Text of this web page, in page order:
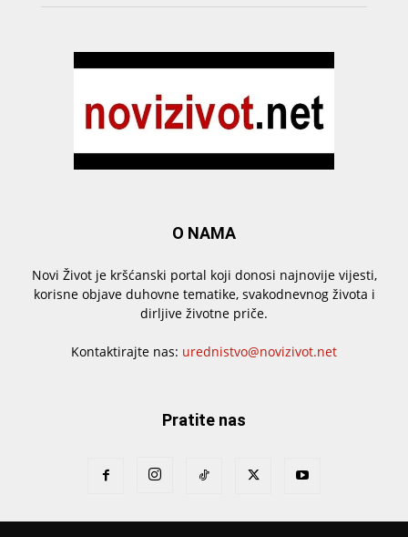
O NAMA
Novi Život je kršćanski portal koji donosi najnovije vijesti,
korisne objave duhovne tematike, svakodnevnog života i
dirljive životne priče.
Kontaktirajte nas: urednistvo@novizivot.net
Pratite nas